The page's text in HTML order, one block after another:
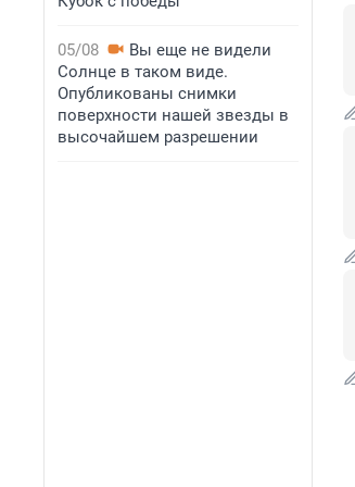
05/08
Вы еще не видели
Солнце в таком виде.
Опубликованы снимки
поверхности нашей звезды в
высочайшем разрешении